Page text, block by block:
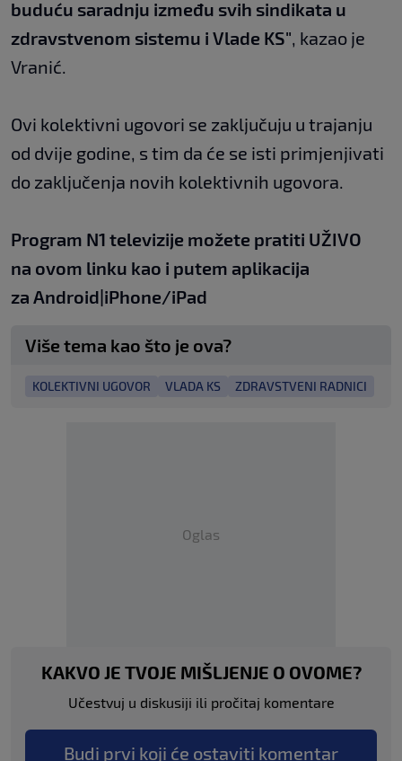
buduću saradnju između svih sindikata u
zdravstvenom sistemu i Vlade KS", kazao je
Vranić.
Ovi kolektivni ugovori se zaključuju u trajanju
od dvije godine, s tim da će se isti primjenjivati
do zaključenja novih kolektivnih ugovora.
Program N1 televizije možete pratiti UŽIVO
na ovom linku kao i putem aplikacija
za Android|iPhone/iPad
Više tema kao što je ova?
KOLEKTIVNI UGOVOR VLADA KS ZDRAVSTVENI RADNICI
Oglas
KAKVO JE TVOJE MIŠLJENJE O OVOME?
Učestvuj u diskusiji ili pročitaj komentare
Budi prvi koji će ostaviti komentar